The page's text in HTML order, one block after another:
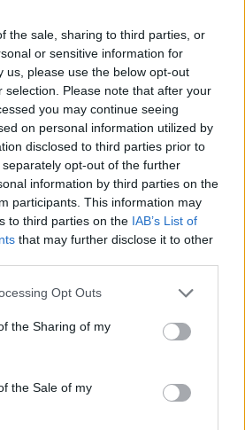
the sale, sharing to third parties, or
or sensitive information for
us, please use the below opt-out
selection. Please note that after your
you may continue seeing
on personal information utilized by
disclosed to third parties prior to
opt-out of the further
information by third parties on the
participants. This information may
to third parties on the IAB’s List of
that may further disclose it to other
app uses one or more Google
usage behaviour. You may click to
Google and its third-party tags to
specified purposes in below Google
Opt Outs
the Sharing of my
the Sale of my
video e le tue foto
al numero +39
7512
in tempo reale?
nel canale telegram di
le nostre ultime news